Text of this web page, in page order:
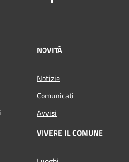
NOVITÀ
Notizie
Comunicati
Avvisi
VIVERE IL COMUNE